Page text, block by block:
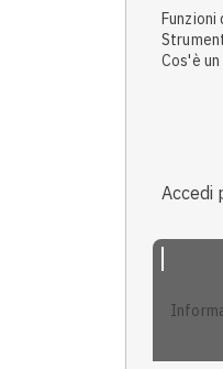
Cos'è
Accedi